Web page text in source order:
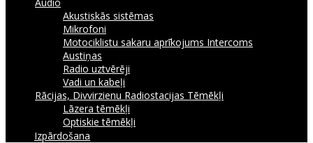
Akustiskās sistēmas
Mikrofoni
Motociklistu sakaru aprīkojums Intercoms
Austiņas
Radio uztvērēji
Vadi un kabeļi
Rācijas, Divvirzienu Radiostacijas Tēmēkļi
Lāzera tēmēkļi
Optiskie tēmēkļi
Izpārdošana